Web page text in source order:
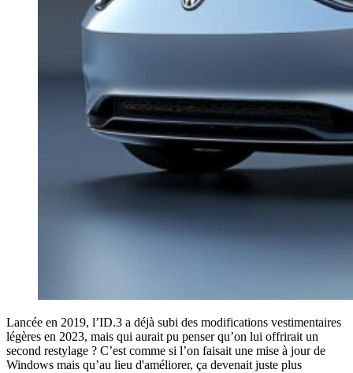
Lancée en 2019, l’ID.3 a déjà subi des modifications vestimentaires
légères en 2023, mais qui aurait pu penser qu’on lui offrirait un
second restylage ? C’est comme si l’on faisait une mise à jour de
Windows mais qu’au lieu d'améliorer, ça devenait juste plus